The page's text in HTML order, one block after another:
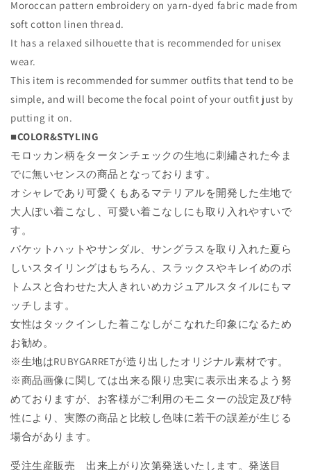
Moroccan pattern embroidery on yarn-dyed fabric made from
soft cotton linen thread.
It has a relaxed silhouette that is recommended for unisex
wear.
This item is recommended for summer outfits that tend to be
simple, and will become the focal point of your outfit just by
putting it on.
■COLOR&STYLING
モロッカン柄をタータンチェックの生地に刺繡された今ま
でに無いセンスの商品となっております。
オシャレであり可愛くもあるマテリアルを開発した生地で
大人ぽい着こなし、可愛い着こなしにも取り入れやすいで
す。
バケットハットやサンダル、サングラスを取り入れた夏ら
しいスタイリングはもちろん、スラックスやキレイめのボ
トムスと合わせた大人きれいめカジュアルスタイルにもマ
ッチします。
女性はタックインした着こなしがこなれた印象になるため
お勧め。
※生地はRUBYGARRETが造り出したオリジナル素材です。
※商品画像に関しては出来る限り忠実に表示出来るよう努
めておりますが、お客様がご利用のモニターの設定及び特
性により、実際の商品と比較し色味に若干の誤差が生じる
場合があります。
受注生産販売 出来上がり次第発送いたします。発送目